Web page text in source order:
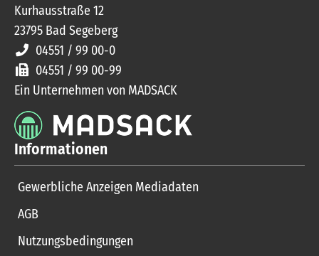
Kurhausstraße 12
23795 Bad Segeberg
04551 / 99 00-0
04551 / 99 00-99
Ein Unternehmen von MADSACK
Informationen
Gewerbliche Anzeigen Mediadaten
AGB
Nutzungsbedingungen